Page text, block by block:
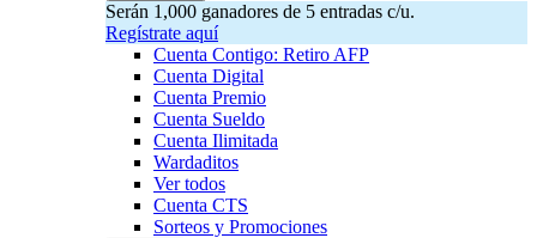
Serán 1,000 ganadores de 5 entradas c/u.
Regístrate aquí
Cuenta Contigo: Retiro AFP
Cuenta Digital
Cuenta Premio
Cuenta Sueldo
Cuenta Ilimitada
Wardaditos
Ver todos
Cuenta CTS
Sorteos y Promociones